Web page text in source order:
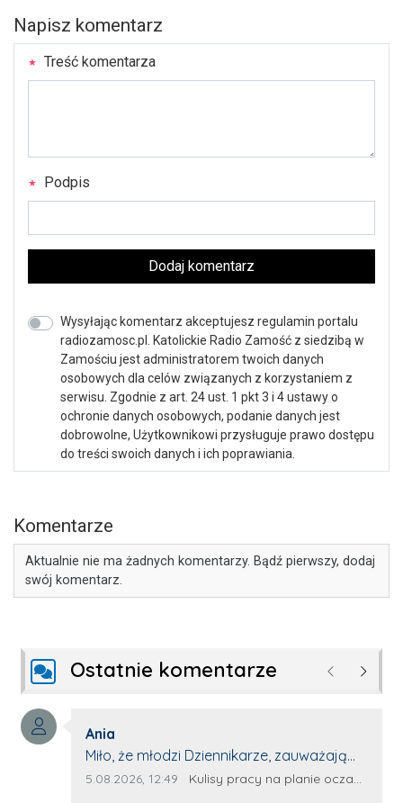
Napisz komentarz
Treść komentarza
Podpis
Dodaj komentarz
Wysyłając komentarz akceptujesz regulamin portalu
radiozamosc.pl. Katolickie Radio Zamość z siedzibą w
Zamościu jest administratorem twoich danych
osobowych dla celów związanych z korzystaniem z
serwisu. Zgodnie z art. 24 ust. 1 pkt 3 i 4 ustawy o
ochronie danych osobowych, podanie danych jest
dobrowolne, Użytkownikowi przysługuje prawo dostępu
do treści swoich danych i ich poprawiania.
Komentarze
Aktualnie nie ma żadnych komentarzy. Bądź pierwszy, dodaj
swój komentarz.
Ostatnie komentarze Poprzednie
Autor komentarza:
Ania
Treść komentarza:
Miło, że młodzi Dziennikarze, zauważają
młode talenty, które dopiero wkraczają
Data dodania komentarza:
5.08.2026, 12:49 Źródło komentarza:
Kulisy pracy na planie oczami młodego filmowca